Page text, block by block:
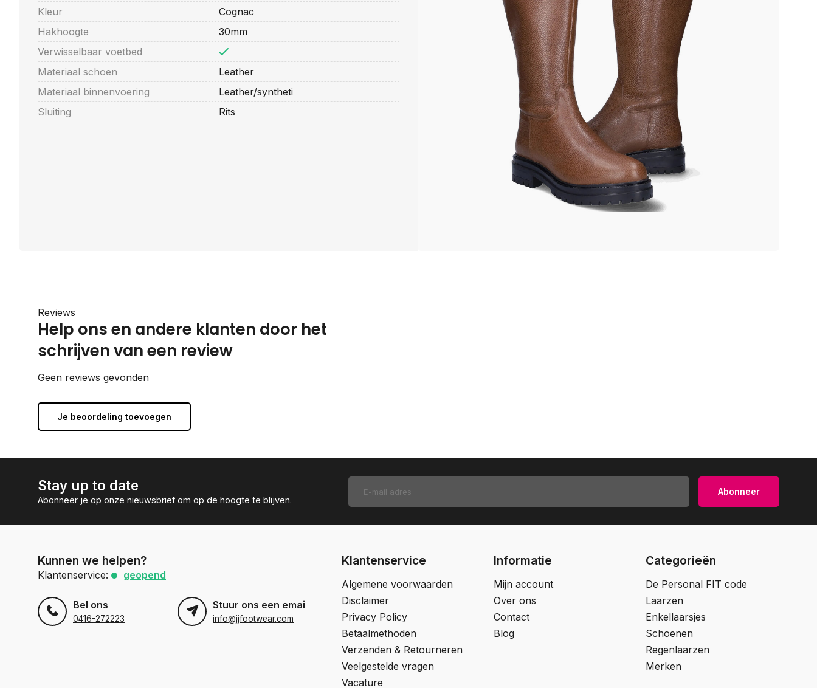
Kleur
Cognac
Hakhoogte
30mm
Verwisselbaar voetbed
Materiaal schoen
Leather
Materiaal binnenvoering
Leather/syntheti
Sluiting
Rits
Reviews
Help ons en andere klanten door het
schrijven van een review
Geen reviews gevonden
Je beoordeling toevoegen
Stay up to date
Abonneer je op onze nieuwsbrief om op de hoogte te blijven.
Abonneer
Kunnen we helpen?
Klantenservice: geopend
Bel ons
0416-272223
Stuur ons een email
info@jjfootwear.com
Klantenservice
Algemene voorwaarden
Disclaimer
Privacy Policy
Betaalmethoden
Verzenden & Retourneren
Veelgestelde vragen
Vacature
Informatie
Mijn account
Over ons
Contact
Blog
Categorieën
De Personal FIT code
Laarzen
Enkellaarsjes
Schoenen
Regenlaarzen
Merken